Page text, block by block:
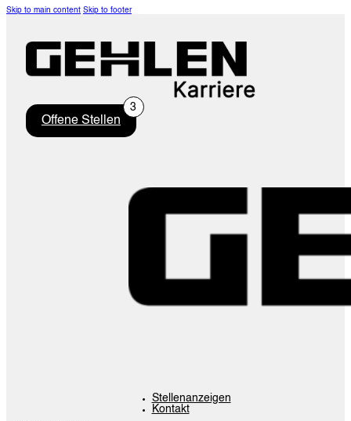
Skip to main content Skip to footer
Offene Stellen
Stellenanzeigen
Kontakt